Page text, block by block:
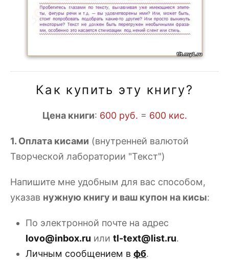
Как купить эту книгу?
Цена книги: 600 руб. = 600 кис.
1. Оплата кисами (внутренней валютой
Творческой лаборатории "Текст")
Напишите мне удобным для вас способом,
указав нужную книгу и ваш купон на кисы:
По электронной почте на адрес
lovo@inbox.ru или tl-text@list.ru.
Личным сообщением в фб.